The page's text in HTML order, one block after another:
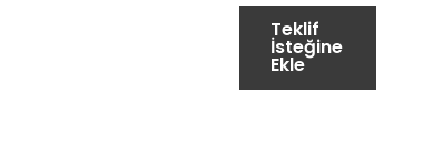
Teklif
İsteğine
Ekle